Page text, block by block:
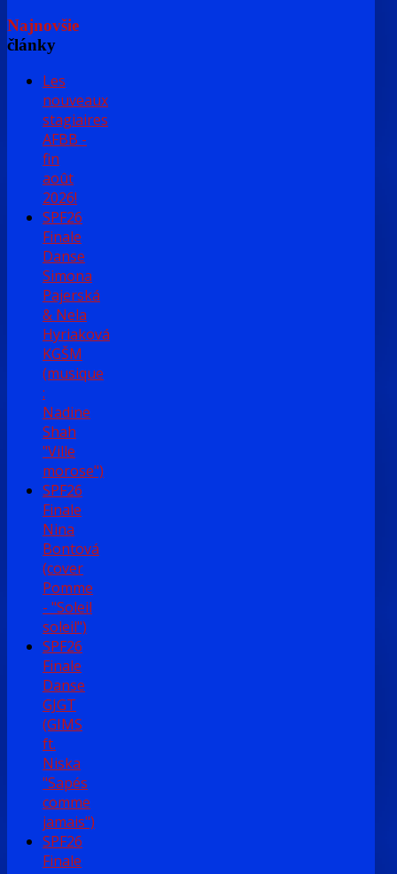
Najnovšie
články
Les
nouveaux
stagiaires
AFBB -
fin
août
2026!
SPF26
Finale
Danse
Simona
Pajerská
& Nela
Hyriaková
KGŠM
(musique
:
Nadine
Shah
"Ville
morose")
SPF26
Finale
Nina
Bontová
(cover
Pomme
- "Soleil
soleil")
SPF26
Finale
Danse
GJGT
(GIMS
ft.
Niska
"Sapés
comme
jamais")
SPF26
Finale